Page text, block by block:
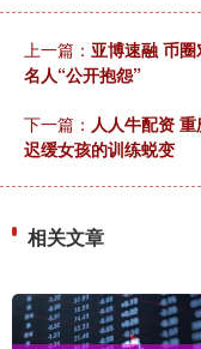
上一篇： 亚博速融 币
名人“公开抱怨”
下一篇： 人人牛配资
迟缓女孩的训练蜕变
相关文章